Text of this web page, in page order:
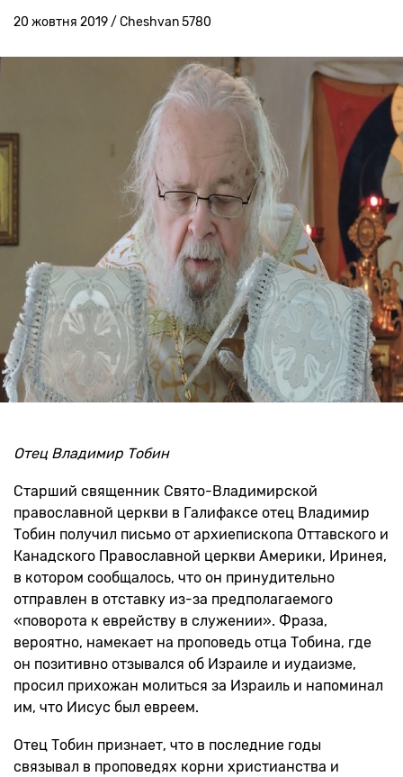
20 жовтня 2019 / Cheshvan 5780
Отец Владимир Тобин
Старший священник Свято-Владимирской
православной церкви в Галифаксе отец Владимир
Тобин получил письмо от архиепископа Оттавского и
Канадского Православной церкви Америки, Иринея,
в котором сообщалось, что он принудительно
отправлен в отставку из-за предполагаемого
«поворота к еврейству в служении». Фраза,
вероятно, намекает на проповедь отца Тобина, где
он позитивно отзывался об Израиле и иудаизме,
просил прихожан молиться за Израиль и напоминал
им, что Иисус был евреем.
Отец Тобин признает, что в последние годы
связывал в проповедях корни христианства и